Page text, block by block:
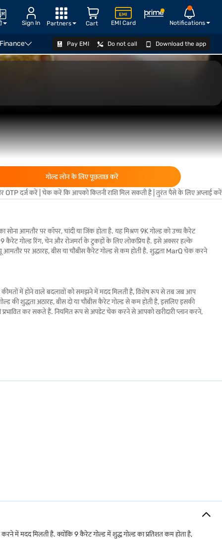
Sign In EMI Card Notifications
Cart
Partners
Pay EMI Do not call Download the app
योग्यता जानें
गोल्ड लोन के लिए पूछताछ करें
OTP दर्ज करें | चेक करें कि आपको कितनी राशि मिल सकती है | तुरंत पैसे के लिए अप्लाई करें
आमतौर पर कॉपर, चांदी या जिंक होता है. यह मिश्रण 9K गोल्ड को उच्च कैरेट
कैरेट गोल्ड रिंग, चेन और रोजमर्रा के टुकड़ों के लिए लोकप्रिय है. इसे अक्सर हल्के
आमतौर पर अठारह, बीस या चौबीस कैरेट गोल्ड से कम होती है. शुद्धता MarQ चेक करने
कीमतों में होने वाले बदलावों को समझने में मदद मिलती है, विशेष रूप से तब जब आप
की शुद्धता अठारह, बीस दो या चौबीस कैरेट गोल्ड से कम होती है, इसलिए इसकी
प्रभावित कर सकते हैं. नियमित रूप से अपडेट चेक करने से आपको खरीदारी प्लान करने,
जानें कि आप आज कितना उधार ले सकते हैं.
प्लान करने में मदद मिल सकती है.
में मदद मिलती है. क्योंकि 9 कैरेट गोल्ड में शुद्ध गोल्ड का प्रतिशत कम होता है,